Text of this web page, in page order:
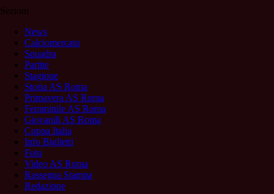
Sezioni
News
Calciomercato
Squadra
Partite
Stagione
Storia AS Roma
Primavera AS Roma
Femminile AS Roma
Giovanili AS Roma
Coppa Italia
Info Biglietti
Foto
Video AS Roma
Rassegna Stampa
Redazione